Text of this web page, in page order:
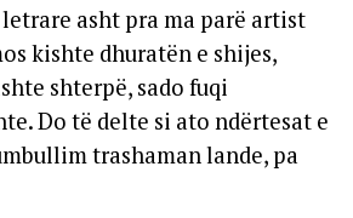
asht pra ma parë artist
kishte dhuratën e shijes,
shterpë, sado fuqi
Do të delte si ato ndërtesat e
trashaman lande, pa